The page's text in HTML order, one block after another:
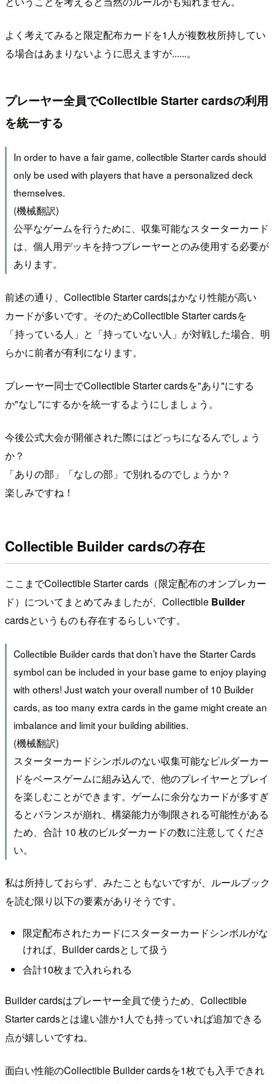
よく考えてみると限定配布カードを1人が複数枚所持してい
る場合はあまりないように思えますが......。
プレーヤー全員でCollectible Starter cardsの利用
を統一する
In order to have a fair game, collectible Starter cards should
only be used with players that have a personalized deck
themselves.
(機械翻訳)
公平なゲームを行うために、収集可能なスターターカード
は、個人用デッキを持つプレーヤーとのみ使用する必要が
あります。
前述の通り、Collectible Starter cardsはかなり性能が高い
カードが多いです。そのためCollectible Starter cardsを
「持っている人」と「持っていない人」が対戦した場合、明
らかに前者が有利になります。
プレーヤー同士でCollectible Starter cardsを"あり"にする
か"なし"にするかを統一するようにしましょう。
今後公式大会が開催された際にはどっちになるんでしょう
か？
「ありの部」「なしの部」で別れるのでしょうか？
楽しみですね！
Collectible Builder cardsの存在
ここまでCollectible Starter cards（限定配布のオンプレカー
ド）についてまとめてみましたが、Collectible Builder
cardsというものも存在するらしいです。
Collectible Builder cards that don’t have the Starter Cards
symbol can be included in your base game to enjoy playing
with others! Just watch your overall number of 10 Builder
cards, as too many extra cards in the game might create an
imbalance and limit your building abilities.
(機械翻訳)
スターターカードシンボルのない収集可能なビルダーカー
ドをベースゲームに組み込んで、他のプレイヤーとプレイ
を楽しむことができます。ゲームに余分なカードが多すぎ
るとバランスが崩れ、構築能力が制限される可能性がある
ため、合計 10 枚のビルダーカードの数に注意してくださ
い。
私は所持しておらず、みたこともないですが、ルールブック
を読む限り以下の要素がありそうです。
限定配布されたカードにスターターカードシンボルがな
ければ、Builder cardsとして扱う
合計10枚まで入れられる
Builder cardsはプレーヤー全員で使うため、Collectible
Starter cardsとは違い誰か1人でも持っていれば追加できる
点が嬉しいですね。
面白い性能のCollectible Builder cardsを1枚でも入手できれ